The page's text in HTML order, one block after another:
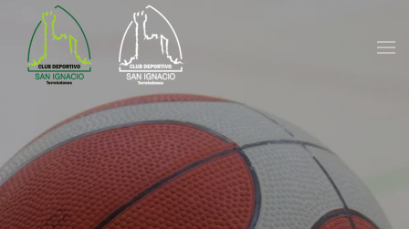
Skip to main content